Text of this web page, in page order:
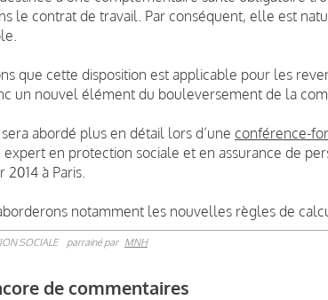
le contrat de travail. Par conséquent, elle est
que cette disposition est applicable pour les
un nouvel élément du bouleversement de la
abordé plus en détail lors d’une conférence-
expert en protection sociale et en assurance de
2014 à Paris.
notamment les nouvelles règles de
SOCIALE parrainé par MNH
de commentaires